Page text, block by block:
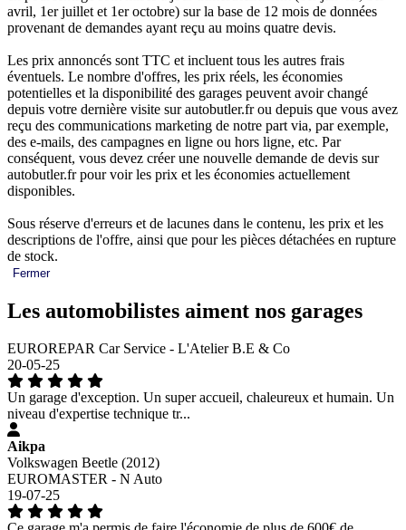
avril, 1er juillet et 1er octobre) sur la base de 12 mois de données
provenant de demandes ayant reçu au moins quatre devis.
Les prix annoncés sont TTC et incluent tous les autres frais
éventuels. Le nombre d'offres, les prix réels, les économies
potentielles et la disponibilité des garages peuvent avoir changé
depuis votre dernière visite sur autobutler.fr ou depuis que vous avez
reçu des communications marketing de notre part via, par exemple,
des e-mails, des campagnes en ligne ou hors ligne, etc. Par
conséquent, vous devez créer une nouvelle demande de devis sur
autobutler.fr pour voir les prix et les économies actuellement
disponibles.
Sous réserve d'erreurs et de lacunes dans le contenu, les prix et les
descriptions de l'offre, ainsi que pour les pièces détachées en rupture
de stock.
Fermer
Les automobilistes aiment nos garages
EUROREPAR Car Service - L'Atelier B.E & Co
20-05-25
Un garage d'exception. Un super accueil, chaleureux et humain. Un
niveau d'expertise technique tr...
Aikpa
Volkswagen Beetle (2012)
EUROMASTER - N Auto
19-07-25